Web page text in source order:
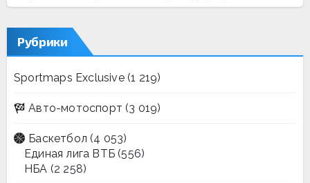
Рубрики
Sportmaps Exclusive(1 219)
Авто-мотоспорт (3 019)
Баскетбол (4 053)
Единая лига ВТБ (556)
НБА (2 258)